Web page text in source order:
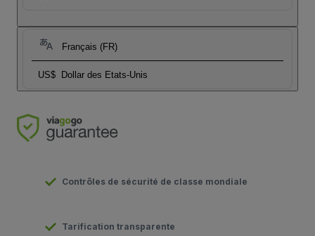
Français (FR)
US$ Dollar des Etats-Unis
Contrôles de sécurité de classe mondiale
Tarification transparente